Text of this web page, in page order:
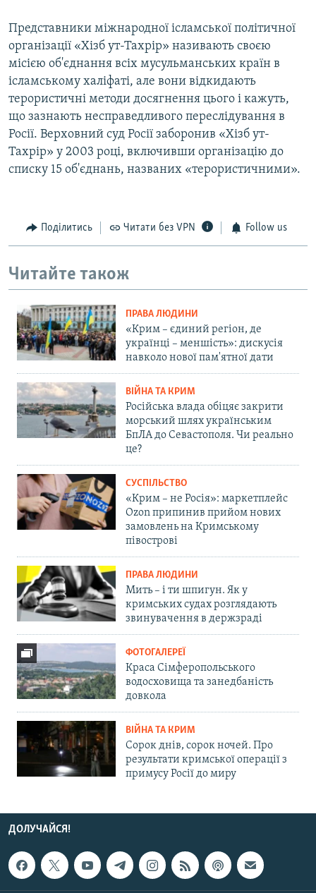
Представники міжнародної ісламської політичної
організації «Хізб ут-Тахрір» називають своєю
місією об'єднання всіх мусульманських країн в
ісламському халіфаті, але вони відкидають
терористичні методи досягнення цього і кажуть,
що зазнають несправедливого переслідування в
Росії. Верховний суд Росії заборонив «Хізб ут-
Тахрір» у 2003 році, включивши організацію до
списку 15 об'єднань, названих «терористичними».
Поділитись Читати без VPN Follow us
Читайте також
ПРАВА ЛЮДИНИ
«Крим – єдиний регіон, де
українці – меншість»: дискусія
навколо нової пам'ятної дати
ВІЙНА ТА КРИМ
Російська влада обіцяє закрити
морський шлях українським
БпЛА до Севастополя. Чи реально
це?
СУСПІЛЬСТВО
«Крим – не Росія»: маркетплейс
Ozon припинив прийом нових
замовлень на Кримському
півострові
ПРАВА ЛЮДИНИ
Мить – і ти шпигун. Як у
кримських судах розглядають
звинувачення в держзраді
ФОТОГАЛЕРЕЇ
Краса Сімферопольського
водосховища та занедбаність
довкола
ВІЙНА ТА КРИМ
Сорок днів, сорок ночей. Про
результати кримської операції з
примусу Росії до миру
ДОЛУЧАЙСЯ!